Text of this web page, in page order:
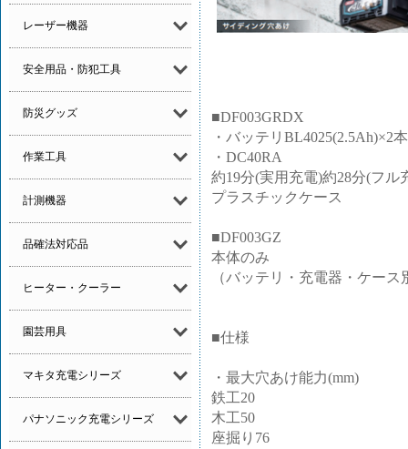
レーザー機器
安全用品・防犯工具
防災グッズ
作業工具
計測機器
品確法対応品
ヒーター・クーラー
園芸用具
マキタ充電シリーズ
パナソニック充電シリーズ
■DF003GRDX
・バッテリBL4025(2.5Ah)×2本
・DC40RA
約19分(実用充電)約28分(フル
プラスチックケース
■DF003GZ
本体のみ
（バッテリ・充電器・ケース
■仕様
・最大穴あけ能力(mm)
鉄工20
木工50
座掘り76